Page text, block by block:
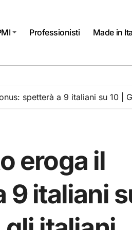
Professionisti Made in
spetterà a 9 italiani su 10 |
eroga il
9 italiani